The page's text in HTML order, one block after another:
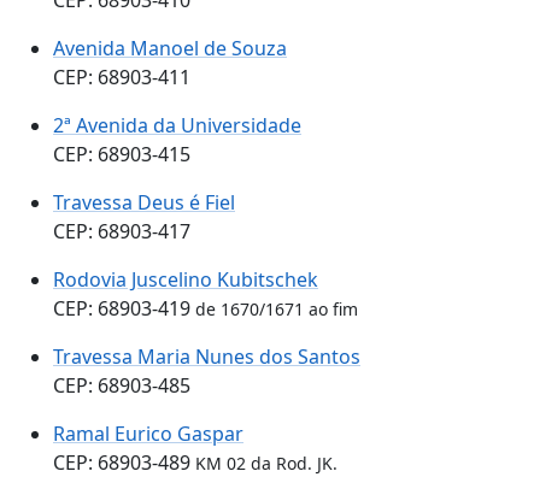
Avenida Manoel de Souza
CEP: 68903-411
2ª Avenida da Universidade
CEP: 68903-415
Travessa Deus é Fiel
CEP: 68903-417
Rodovia Juscelino Kubitschek
CEP: 68903-419 de 1670/1671 ao fim
Travessa Maria Nunes dos Santos
CEP: 68903-485
Ramal Eurico Gaspar
CEP: 68903-489 KM 02 da Rod. JK.